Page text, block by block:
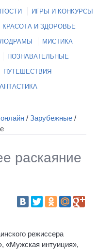
ИГРЫ И КОНКУРСЫ
КРАСОТА И ЗДОРОВЬЕ
МИСТИКА
ПОЗНАВАТЕЛЬНЫЕ
ПУТЕШЕСТВИЯ
/ Зарубежные /
раскаяние
режиссера
«Мужская интуиция»,